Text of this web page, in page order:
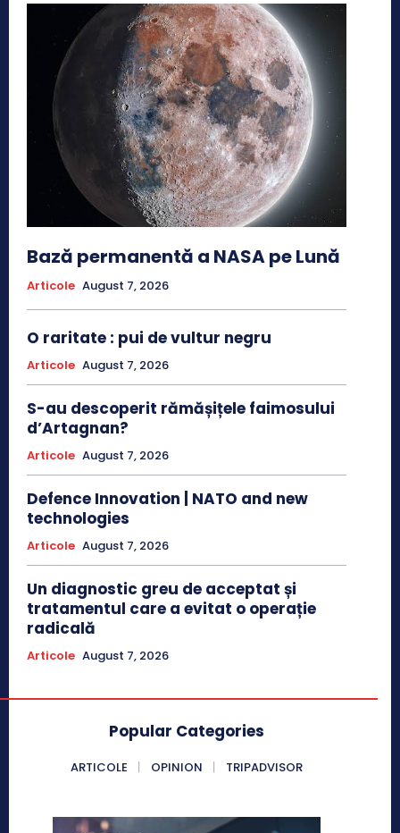
Bază permanentă a NASA pe Lună
Articole August 7, 2026
O raritate : pui de vultur negru
Articole August 7, 2026
S-au descoperit rămășițele faimosului
d’Artagnan?
Articole August 7, 2026
Defence Innovation | NATO and new
technologies
Articole August 7, 2026
Un diagnostic greu de acceptat și
tratamentul care a evitat o operație
radicală
Articole August 7, 2026
Popular Categories
ARTICOLE OPINION TRIPADVISOR